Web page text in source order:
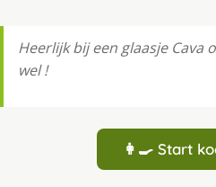
Heerlijk bij een glaasje Cava
wel !
👩‍🍳 Start